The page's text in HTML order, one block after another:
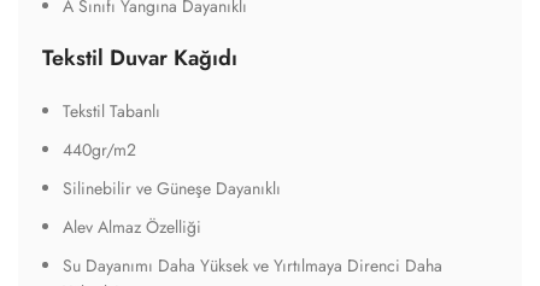
A Sınıfı Yangına Dayanıklı
Tekstil Duvar Kağıdı
Tekstil Tabanlı
440gr/m2
Silinebilir ve Güneşe Dayanıklı
Alev Almaz Özelliği
Su Dayanımı Daha Yüksek ve Yırtılmaya Direnci Daha